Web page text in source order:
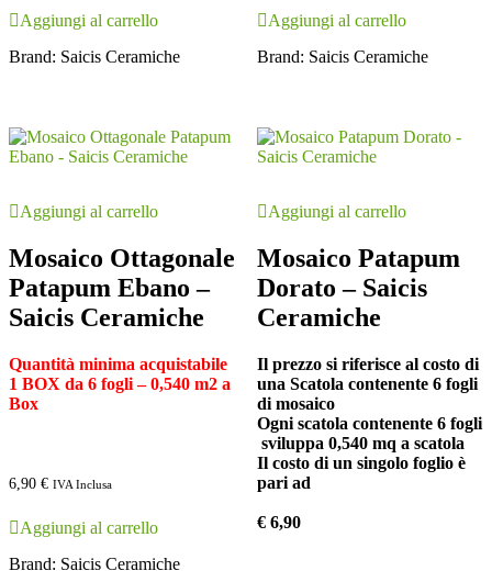
Aggiungi al carrello
Brand: Saicis Ceramiche
Aggiungi al carrello
Brand: Saicis Ceramiche
Aggiungi al carrello
Mosaico Ottagonale
Patapum Ebano –
Saicis Ceramiche
Quantità minima acquistabile
1 BOX da 6 fogli – 0,540 m2 a
Box
6,90 € IVA Inclusa
Aggiungi al carrello
Brand: Saicis Ceramiche
Aggiungi al carrello
Mosaico Patapum
Dorato – Saicis
Ceramiche
Il prezzo si riferisce al costo di
una Scatola contenente 6 fogli
di mosaico
Ogni scatola contenente 6 fogli
sviluppa 0,540 mq a scatola
Il costo di un singolo foglio è
pari ad
€ 6,90